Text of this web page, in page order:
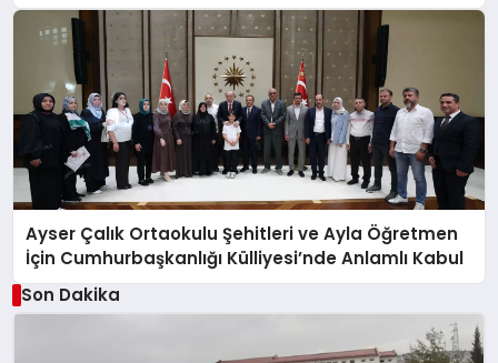
Ayser Çalık Ortaokulu Şehitleri ve Ayla Öğretmen
İçin Cumhurbaşkanlığı Külliyesi’nde Anlamlı Kabul
Son Dakika